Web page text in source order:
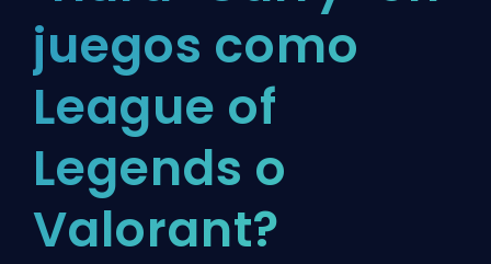
juegos como
League of
Legends o
Valorant?